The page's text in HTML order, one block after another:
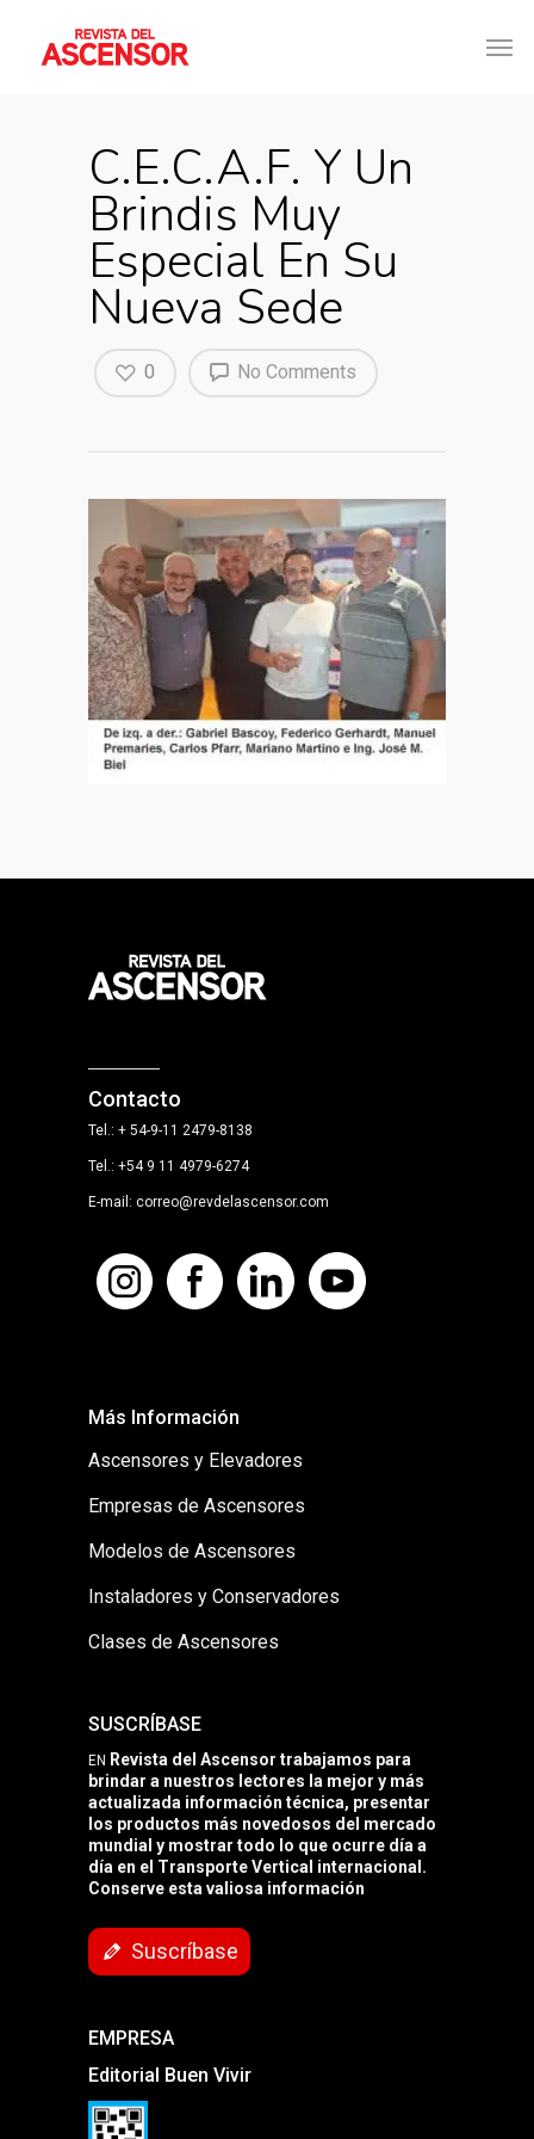
C.E.C.A.F. Y Un
Brindis Muy
Especial En Su
Nueva Sede
No Comments
0
Contacto
Tel.: + 54-9-11 2479-8138
Tel.: +54 9 11 4979-6274
E-mail: correo@revdelascensor.com
Más Información
Ascensores y Elevadores
Empresas de Ascensores
Modelos de Ascensores
Instaladores y Conservadores
Clases de Ascensores
SUSCRÍBASE
EN Revista del Ascensor trabajamos para
brindar a nuestros lectores la mejor y más
actualizada información técnica, presentar
los productos más novedosos del mercado
mundial y mostrar todo lo que ocurre día a
día en el Transporte Vertical internacional.
Conserve esta valiosa información
Suscríbase
EMPRESA
Editorial Buen Vivir